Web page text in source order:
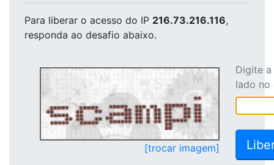
Para liberar o acesso do IP 216.73.216.116,
responda ao desafio abaixo.
[trocar imagem]
Digite
lado no